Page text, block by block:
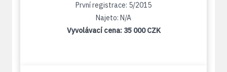
První registrace: 5/2015
Najeto: N/A
Vyvolávací cena: 35 000 CZK